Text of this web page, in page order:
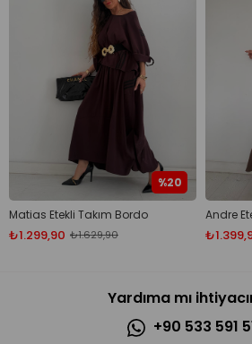
Matias Etekli Takım Bordo
₺1.299,90 ₺1.629,90
%20
Andre
Yardıma mı
+90 533 591